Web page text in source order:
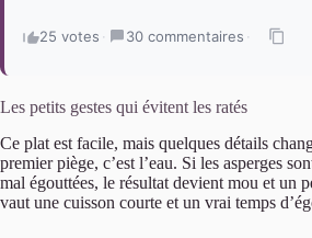
25 votes · 30 commentaires ·
Les petits gestes qui évitent les ratés
Ce plat est facile, mais quelques détails
premier piège, c’est l’eau. Si les asperges
mal égouttées, le résultat devient mou et un
vaut une cuisson courte et un vrai temps